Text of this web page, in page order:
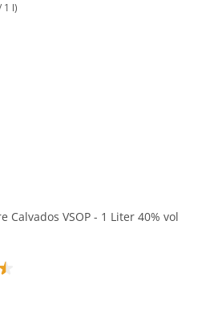
Bewertung von 4.8 von 5 Sternen
1 l)
Calvados VSOP - 1 Liter 40% vol
Bewertung von 4.5 von 5 Sternen